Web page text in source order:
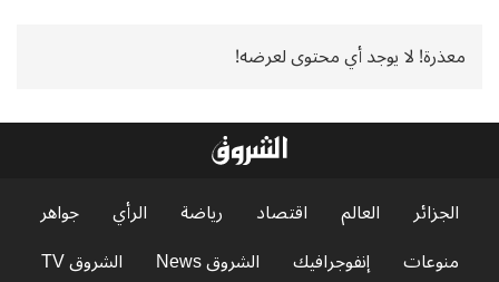
معذرة! لا يوجد أي محتوى لعرضه!
الجزائر العالم اقتصاد رياضة الرأي
جواهر
منوعات
إنفوجرافيك الشروق News
الشروق TV